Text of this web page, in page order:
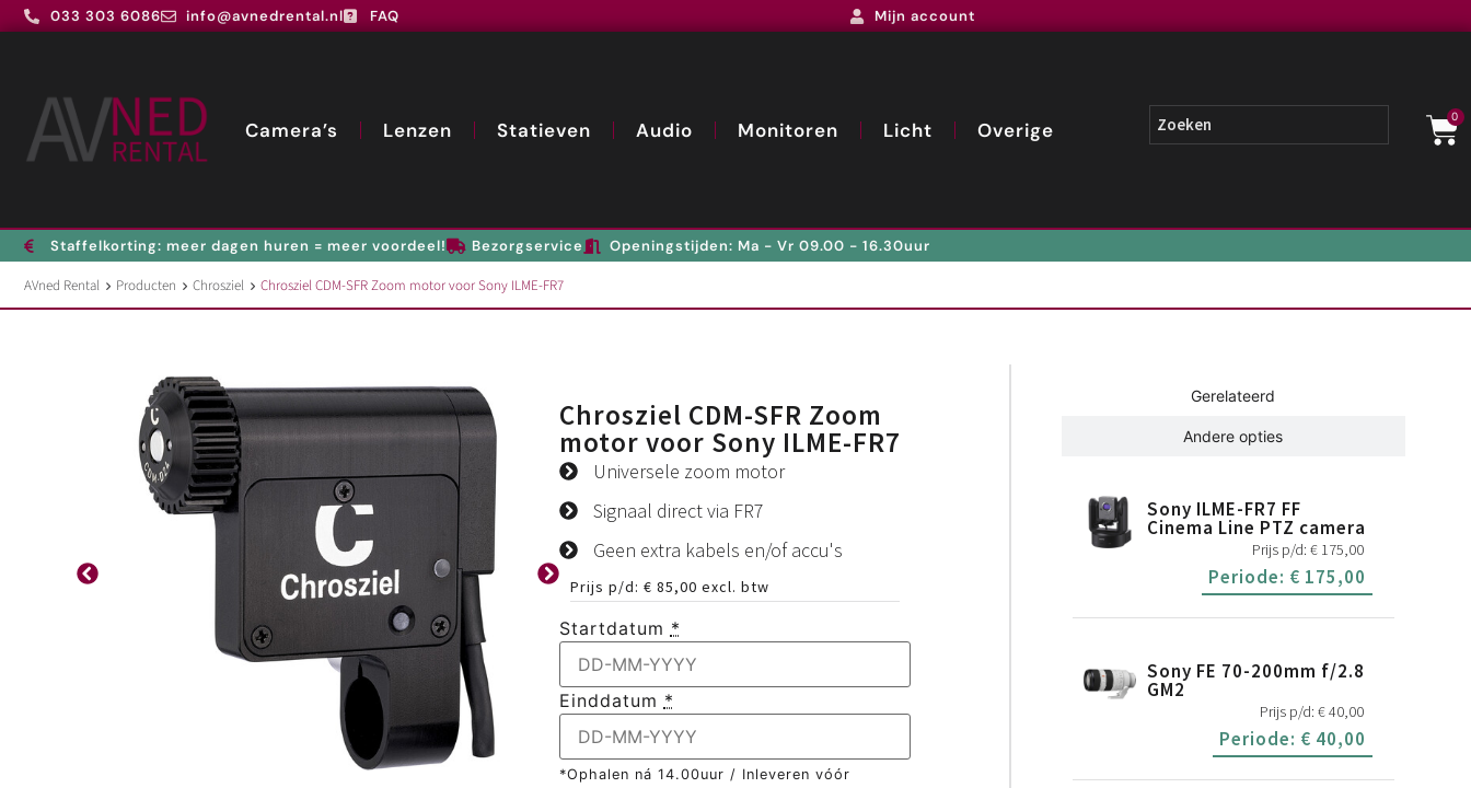
033 303 6086 info@avnedrental.nl FAQ Mijn account
Camera’s Lenzen Statieven Audio Monitoren Licht Overige
0
Staffelkorting: meer dagen huren = meer voordeel! Bezorgservice Openingstijden: Ma - Vr 09.00 - 16.30uur
AVned Rental Producten Chrosziel Chrosziel CDM-SFR Zoom motor voor Sony ILME-FR7
Chrosziel CDM-SFR Zoom
motor voor Sony ILME-FR7
Universele zoom motor
Signaal direct via FR7
Geen extra kabels en/of accu's
Prijs p/d: € 85,00 excl. btw
Startdatum *
Einddatum *
*Ophalen ná 14.00uur / Inleveren vóór
Gerelateerd
Andere opties
Sony ILME-FR7 FF
Cinema Line PTZ camera
Prijs p/d: € 175,00
Periode: € 175,00
Sony FE 70-200mm f/2.8
GM2
Prijs p/d: €40,00
Periode: € 40,00